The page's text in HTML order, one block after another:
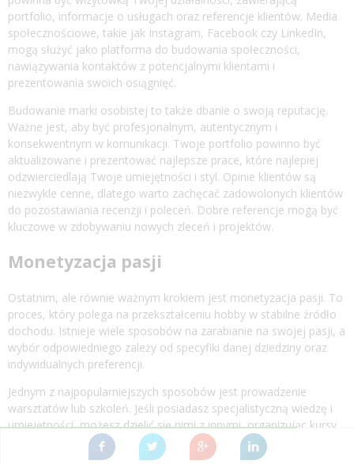
portfolio, informacje o usługach oraz referencje klientów. Media
społecznościowe, takie jak Instagram, Facebook czy LinkedIn,
mogą służyć jako platforma do budowania społeczności,
nawiązywania kontaktów z potencjalnymi klientami i
prezentowania swoich osiągnięć.
Budowanie marki osobistej to także dbanie o swoją reputację.
Ważne jest, aby być profesjonalnym, autentycznym i
konsekwentnym w komunikacji. Twoje portfolio powinno być
aktualizowane i prezentować najlepsze prace, które najlepiej
odzwierciedlają Twoje umiejętności i styl. Opinie klientów są
niezwykle cenne, dlatego warto zachęcać zadowolonych klientów
do pozostawiania recenzji i poleceń. Dobre referencje mogą być
kluczowe w zdobywaniu nowych zleceń i projektów.
Monetyzacja pasji
Ostatnim, ale równie ważnym krokiem jest monetyzacja pasji. To
proces, który polega na przekształceniu hobby w stabilne źródło
dochodu. Istnieje wiele sposobów na zarabianie na swojej pasji, a
wybór odpowiedniego zależy od specyfiki danej dziedziny oraz
indywidualnych preferencji.
Jednym z najpopularniejszych sposobów jest prowadzenie
warsztatów lub szkoleń. Jeśli posiadasz specjalistyczną wiedzę i
umiejętności, możesz dzielić się nimi z innymi, organizując kursy
stacjonarne lub online. To doskonały sposób na zarabianie, a
jednocześnie możliwość budowania marki eksperta.